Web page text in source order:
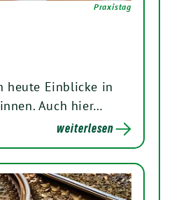
Praxistag
heute Einblicke in
Auch hier…
weiterlesen